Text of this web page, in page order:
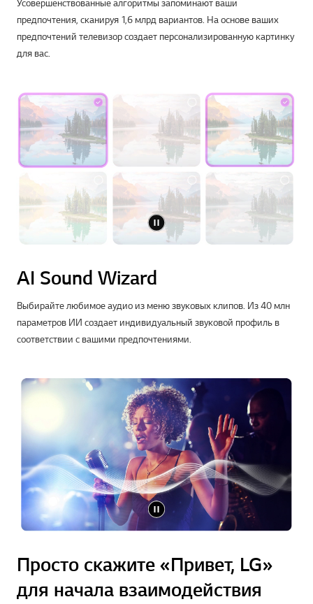
Усовершенствованные алгоритмы запоминают ваши
предпочтения, сканируя 1,6 млрд вариантов. На основе ваших
предпочтений телевизор создает персонализированную картинку
для вас.
AI Sound Wizard
Выбирайте любимое аудио из меню звуковых клипов. Из 40 млн
параметров ИИ создает индивидуальный звуковой профиль в
соответствии с вашими предпочтениями.
Просто скажите «Привет, LG»
для начала взаимодействия